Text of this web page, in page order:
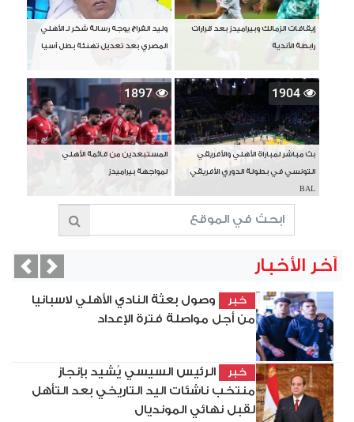
إيقافات الزمالك وبيراميدز بعد قرارات
رابطة الأندية
وليد الفراج يوجه رسالة شكر لـ الأهلي
المصري بعد تعديل تهنئة بطل آسيا
1904
بث مباشر لمباراة الأهلي والأفريقي
التونسي في بطولة الدوري الأفريقي
BAL
1897
المستبعدين من قائمة الأهلي
لمواجهة بيراميدز
آخر الأخبار
خبر
وصول بعثة النادي الأهلي لاسبانيا
من أجل مواصلة فترة الإعداد
خبر
الرئيس السيسي يُشيد بإنجاز
منتخب ناشئات اليد التاريخي بعد التأهل
لقبل نهائي المونديال
Next